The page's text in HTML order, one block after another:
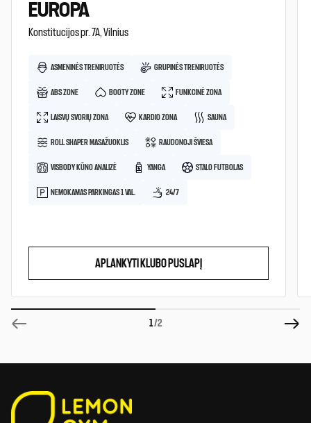
EUROPA
Konstitucijos pr. 7A, Vilnius
ASMENINĖS TRENIRUOTĖS GRUPINĖS TRENIRUOTĖS
ABS ZONE BOOTY ZONE FUNKCINĖ ZONA
LAISVŲ SVORIŲ ZONA KARDIO ZONA SAUNA
ROLL SHAPER MASAŽUOKLIS RAUDONOJI ŠVIESA
VISBODY KŪNO ANALIZĖ YANGA STALO FUTBOLAS
NEMOKAMAS PARKINGAS 1 VAL. 24/7
APLANKYTI KLUBO PUSLAPĮ
1/2